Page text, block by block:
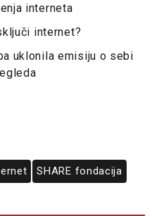
interneta
internet?
uklonila emisiju o sebi
SHARE fondacija